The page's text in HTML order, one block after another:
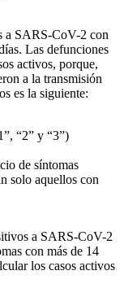
a SARS-CoV-2 con
Las defunciones
activos, porque,
a la transmisión
es la siguiente:
“2” y “3”)
de síntomas
solo aquellos con
a SARS-CoV-2
con más de 14
los casos activos